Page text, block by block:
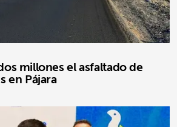
millones el asfaltado de
en Pájara